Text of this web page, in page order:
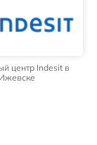
центр Indesit в
Ижевске